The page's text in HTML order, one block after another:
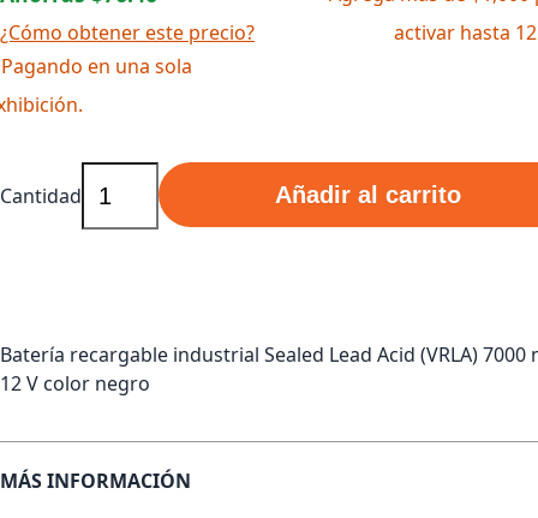
¿Cómo obtener este precio?
en una sola
activar hasta
Cantidad Añadir al carrito
Batería recargable industrial Sealed Lead Acid (VRLA) 7000
12 V color negro
MÁS INFORMACIÓN